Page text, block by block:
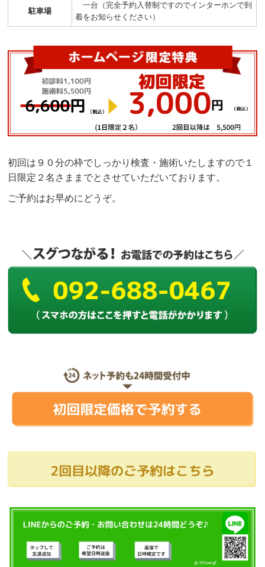
駐車場
一台（完全予約入替制ですのでインターホンで到
着をお知らせください）
初回は９０分の枠でしっかり検査・施術いたしますので１
日限定２名さままでとさせていただいております。
ご予約はお早めにどうぞ。